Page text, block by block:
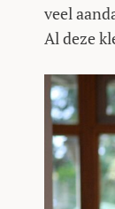
veel
Al deze